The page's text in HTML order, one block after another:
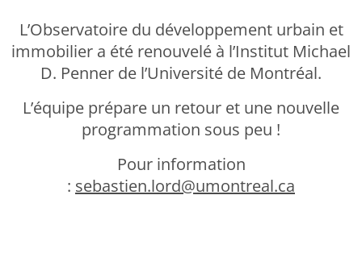
L’Observatoire du développement urbain et
immobilier a été renouvelé à l’Institut Michael
D. Penner de l’Université de Montréal.
L’équipe prépare un retour et une nouvelle
programmation sous peu !
Pour information
: sebastien.lord@umontreal.ca